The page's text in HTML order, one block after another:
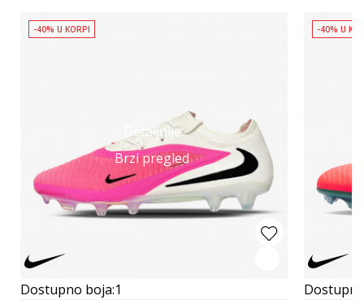
Detaljnije
Brzi pregled
-40% U KORPI
Dostupno boja:1
-40% U